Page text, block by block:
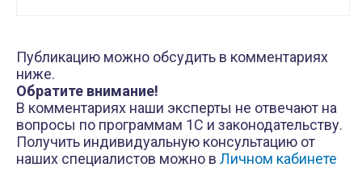
Публикацию можно обсудить в комментариях
ниже.
Обратите внимание!
В комментариях наши эксперты не отвечают на
вопросы по программам 1С и законодательству.
Получить индивидуальную консультацию от
наших специалистов можно в Личном кабинете